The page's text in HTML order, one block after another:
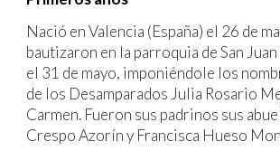
Nació en Valencia (España) el 26 de
bautizaron en la parroquia de San
el 31 de mayo, imponiéndole los
de los Desamparados Julia Rosario
Carmen. Fueron sus padrinos sus
Crespo Azorín y Francisca Hueso